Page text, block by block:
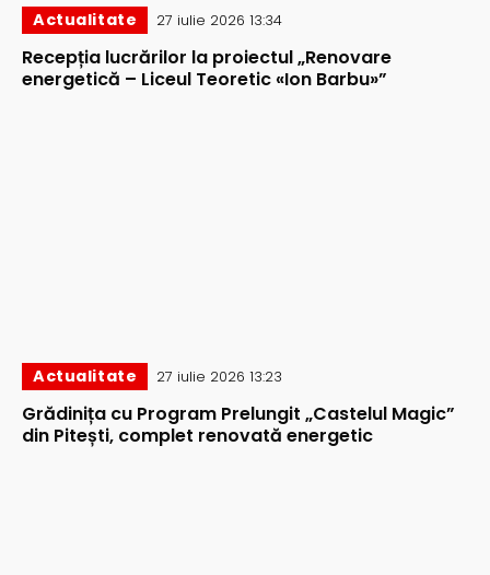
Actualitate 27 iulie 2026 13:34
Recepția lucrărilor la proiectul „Renovare
energetică – Liceul Teoretic «Ion Barbu»”
Actualitate 27 iulie 2026 13:23
Grădinița cu Program Prelungit „Castelul Magic”
din Pitești, complet renovată energetic